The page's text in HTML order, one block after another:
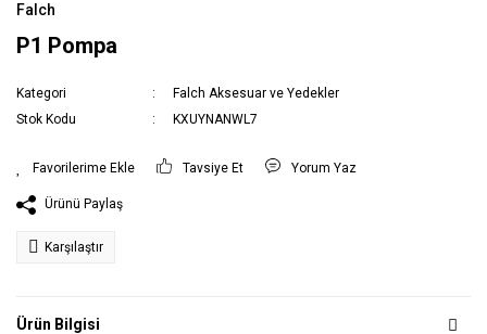
Falch
P1 Pompa
Kategori
Falch Aksesuar ve Yedekler
Stok Kodu
KXUYNANWL7
Tavsiye Et Yorum Yaz
Ürünü Paylaş
Karşılaştır
Ürün Bilgisi